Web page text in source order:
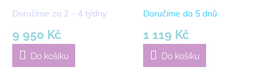
Doručíme za 2 – 4 týdny
9 950 Kč
Do košíku
Doručíme do 5 dnů
1 119 Kč
Do košíku